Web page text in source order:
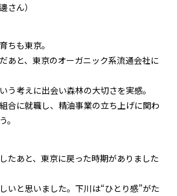
さん）
ちも東京。
あと、東京のオーガニック系流通会社に
う考えに出会い森林の大切さを実感。
合に就職し、精油事業の立ち上げに関わ
。
たあと、東京に戻った時期がありました
いと思いました。下川は“ひとり感”がた